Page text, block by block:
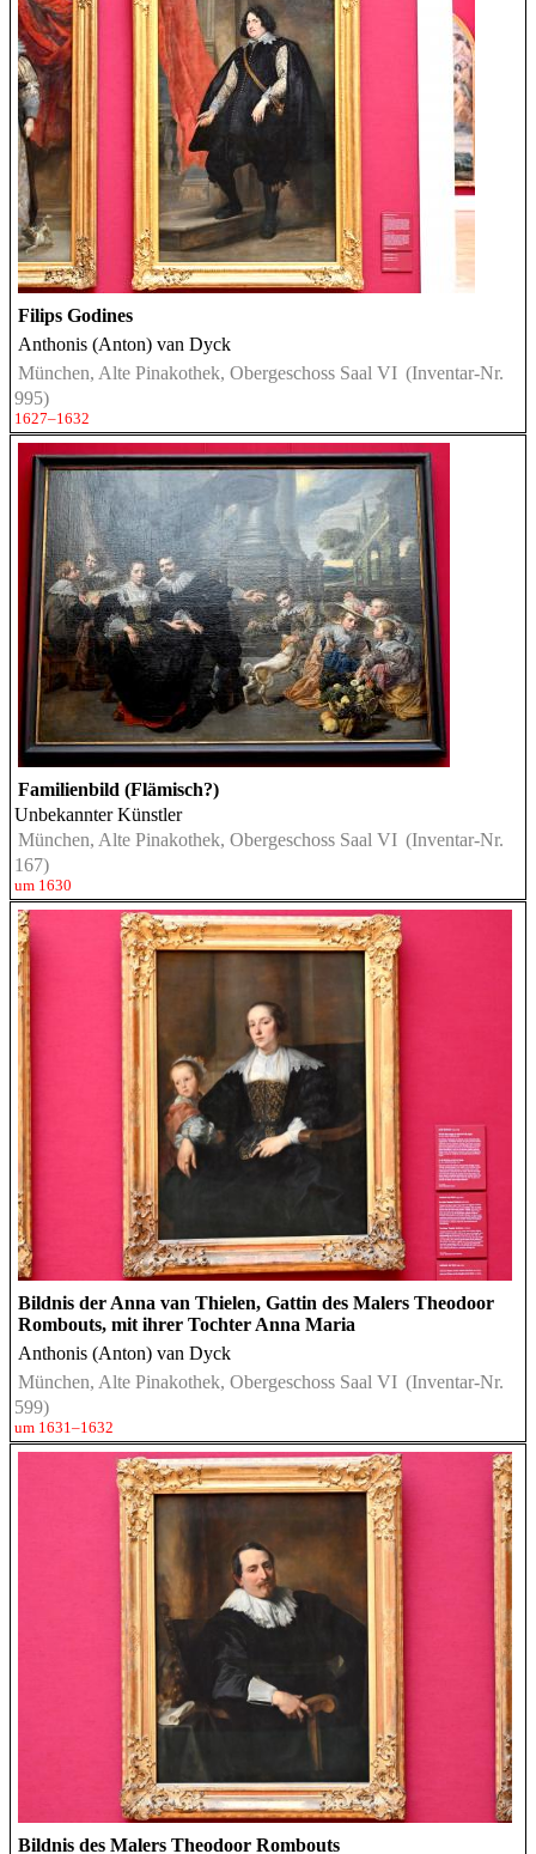
Filips Godines
Anthonis (Anton) van Dyck
München, Alte Pinakothek, Obergeschoss Saal VI (Inventar-Nr.
995)
1627–1632
Familienbild (Flämisch?)
Unbekannter Künstler
München, Alte Pinakothek, Obergeschoss Saal VI (Inventar-Nr.
167)
um 1630
Bildnis der Anna van Thielen, Gattin des Malers Theodoor
Rombouts, mit ihrer Tochter Anna Maria
Anthonis (Anton) van Dyck
München, Alte Pinakothek, Obergeschoss Saal VI (Inventar-Nr.
599)
um 1631–1632
Bildnis des Malers Theodoor Rombouts